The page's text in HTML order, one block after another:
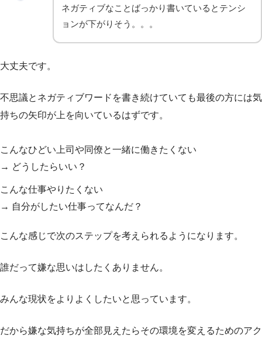
ネガティブなことばっかり書いているとテンシ
ョンが下がりそう。。。
大丈夫です。
不思議とネガティブワードを書き続けていても最後の方には気
持ちの矢印が上を向いているはずです。
こんなひどい上司や同僚と一緒に働きたくない
→ どうしたらいい？
こんな仕事やりたくない
→ 自分がしたい仕事ってなんだ？
こんな感じで次のステップを考えられるようになります。
誰だって嫌な思いはしたくありません。
みんな現状をよりよくしたいと思っています。
だから嫌な気持ちが全部見えたらその環境を変えるためのアク